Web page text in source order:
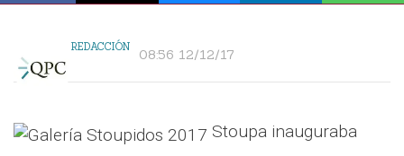
REDACCIÓN 08:56 12/12/17
Stoupa inauguraba